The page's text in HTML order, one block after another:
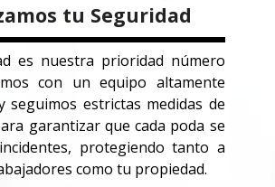
tu Seguridad
es nuestra prioridad número
con un equipo altamente
seguimos estrictas medidas de
garantizar que cada poda se
protegiendo tanto a
como tu propiedad.